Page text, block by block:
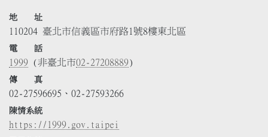
地 址
110204 臺北市信義區市府路1號8樓東北區
電 話
1999 (非臺北市02-27208889)
傳 真
02-27596695、02-27593266
陳情系統
https://1999.gov.taipei